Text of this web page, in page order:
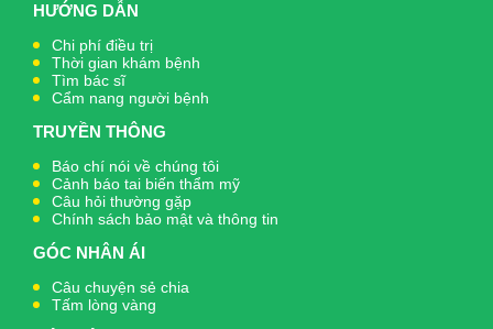
HƯỚNG DẪN
Chi phí điều trị
Thời gian khám bệnh
Tìm bác sĩ
Cẩm nang người bệnh
TRUYỀN THÔNG
Báo chí nói về chúng tôi
Cảnh báo tai biến thẩm mỹ
Câu hỏi thường gặp
Chính sách bảo mật và thông tin
GÓC NHÂN ÁI
Câu chuyện sẻ chia
Tấm lòng vàng